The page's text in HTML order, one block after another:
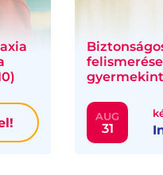
AUG
31